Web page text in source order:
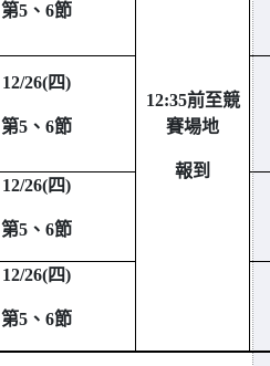
第5、6節
12:35前至競
賽場地
報到
12/26(四)
第5、6節
12/26(四)
第5、6節
12/26(四)
第5、6節